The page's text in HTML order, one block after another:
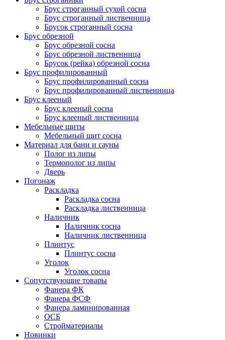
Брус строганный сухой сосна
Брус строганный лиственница
Брусок строганный сосна
Брус обрезной
Брус обрезной сосна
Брус обрезной лиственница
Брусок (рейка) обрезной сосна
Брус профилированный
Брус профилированный сосна
Брус профилированный лиственница
Брус клееный
Брус клееный сосна
Брус клееный лиственница
Мебельные щиты
Мебельный щит сосна
Материал для бани и сауны
Полог из липы
Термополог из липы
Дверь
Погонаж
Раскладка
Раскладка сосна
Раскладка лиственница
Наличник
Наличник сосна
Наличник лиственница
Плинтус
Плинтус сосна
Уголок
Уголок сосна
Сопутствующие товары
Фанера ФК
Фанера ФСФ
Фанера ламинированная
ОСБ
Стройматериалы
Новинки